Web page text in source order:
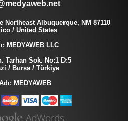
Northeast Albuquerque, NM 87110
/ United States
MEDYAWEB LLC
Tarhan Sok. No:1 D:5
/ Bursa / Türkiye
MEDYAWEB